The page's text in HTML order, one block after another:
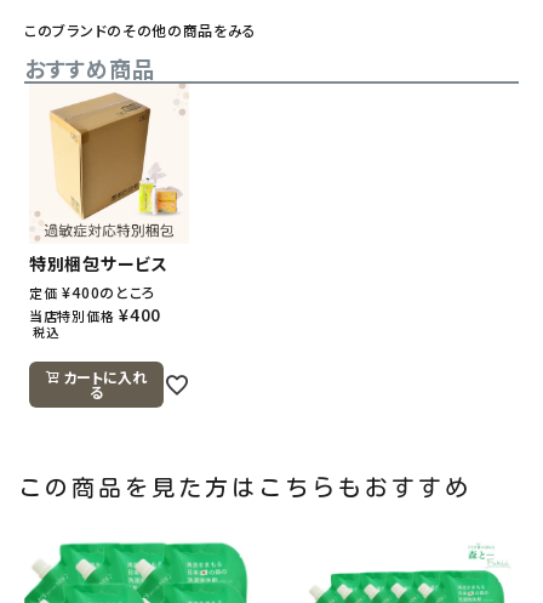
このブランドのその他の商品をみる
おすすめ商品
特別梱包サービス
定価 ¥400のところ
当店特別価格 ¥400
税込
カートに入れ
る
この商品を見た方はこちらもおすすめ